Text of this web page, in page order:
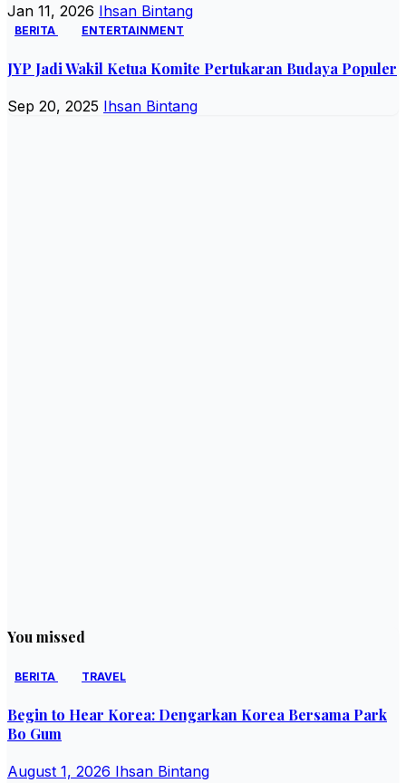
Jan 11, 2026 Ihsan Bintang
BERITA ENTERTAINMENT
JYP Jadi Wakil Ketua Komite Pertukaran Budaya Populer
Sep 20, 2025 Ihsan Bintang
You missed
BERITA TRAVEL
Begin to Hear Korea: Dengarkan Korea Bersama Park
Bo Gum
August 1, 2026 Ihsan Bintang